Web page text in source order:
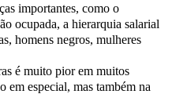
importantes, como o
ocupada, a hierarquia salarial
homens negros, mulheres
é muito pior em muitos
em especial, mas também na